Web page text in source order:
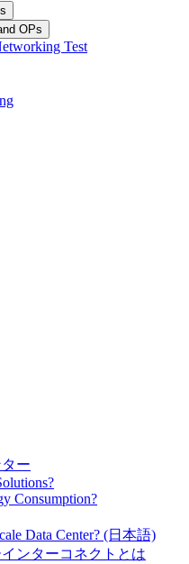
OPs
Test
ー
Consumption?
Data Center? (日本語)
ンターコネクトとは